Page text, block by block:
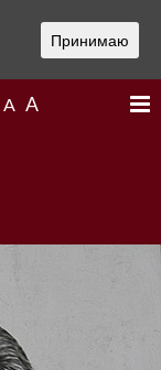
A A
Принимаю